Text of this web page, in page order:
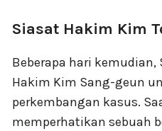
Siasat Hakim Kim
Beberapa hari
Hakim Kim Sang-geun
perkembangan kasus.
memperhatikan sebuah